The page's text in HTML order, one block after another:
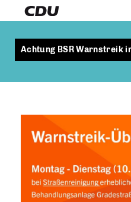
Achtung BSR Warnstreik